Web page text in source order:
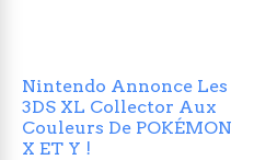
Nintendo Annonce Les
3DS XL Collector Aux
Couleurs De POKÉMON
X ET Y !